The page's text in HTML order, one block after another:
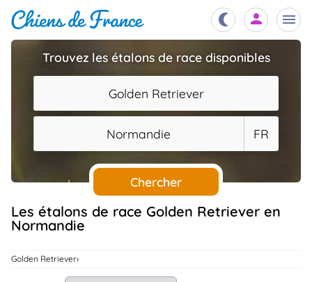
Chiots
Éleveurs
Étalons
Chiens
Services
Trouvez les étalons de race disponibles
Golden Retriever
Normandie FR
Chercher
Les étalons de race Golden Retriever en
Normandie
Golden Retriever